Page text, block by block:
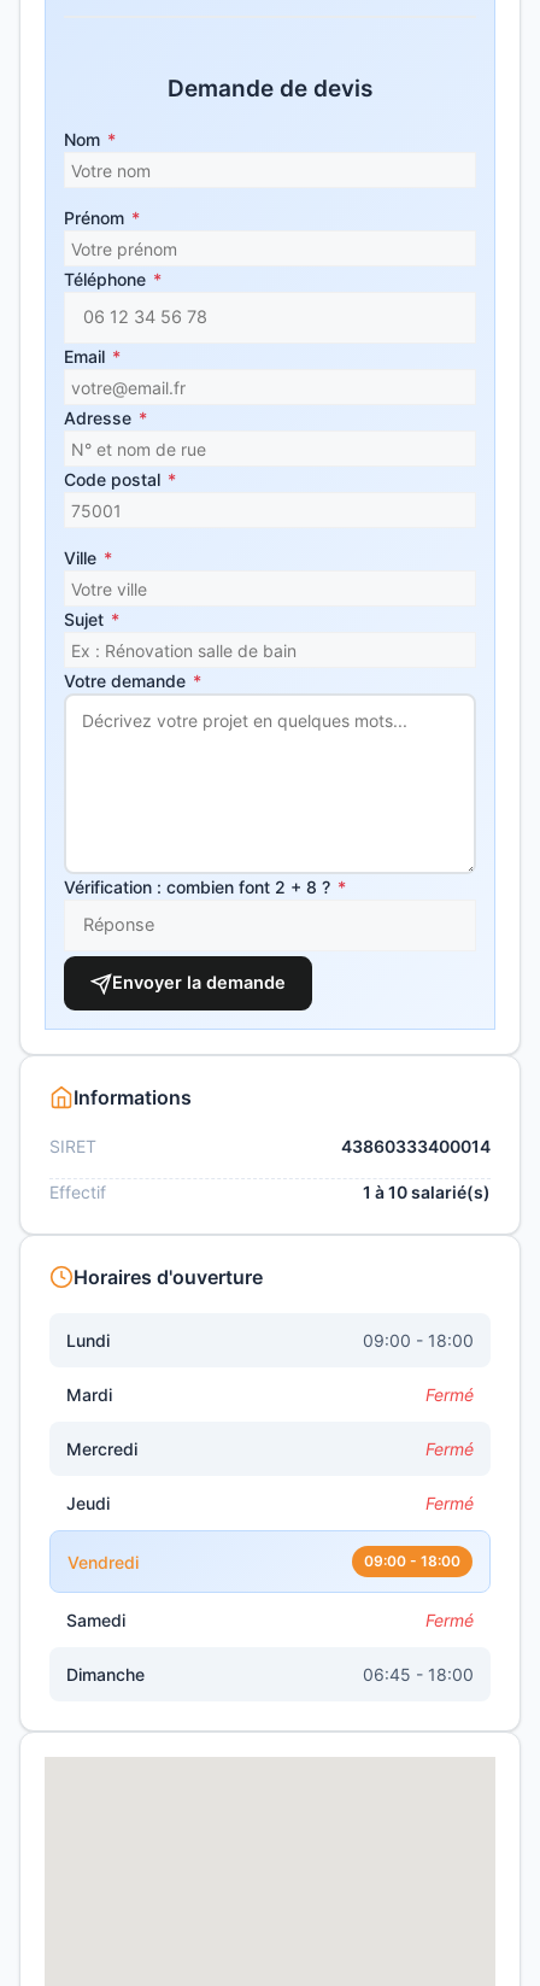
Demande de devis
Nom *
Prénom *
Téléphone *
Email *
Adresse *
Code postal *
Ville *
Sujet *
Votre demande *
Vérification : combien font 2 + 8 ? *
Envoyer la demande
Informations
SIRET 43860333400014
Effectif 1 à 10 salarié(s)
Horaires d'ouverture
Lundi 09:00 - 18:00
Mardi Fermé
Mercredi Fermé
Jeudi Fermé
Vendredi 09:00 - 18:00
Samedi Fermé
Dimanche 06:45 - 18:00